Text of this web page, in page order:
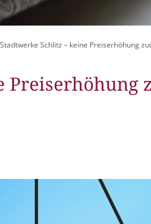
Bürgerhaus
Stadtwerke Schlitz – keine Preiserhöhung
Preiserhöhung